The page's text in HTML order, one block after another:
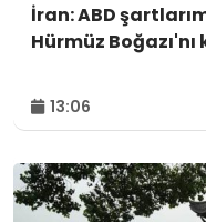
İran: ABD
Hürmüz
13:06